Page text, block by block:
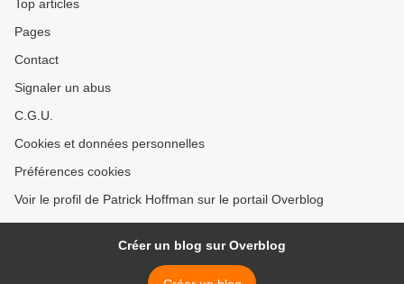
Top articles
Pages
Contact
Signaler un abus
C.G.U.
Cookies et données personnelles
Préférences cookies
Voir le profil de Patrick Hoffman sur le portail Overblog
Créer un blog sur Overblog